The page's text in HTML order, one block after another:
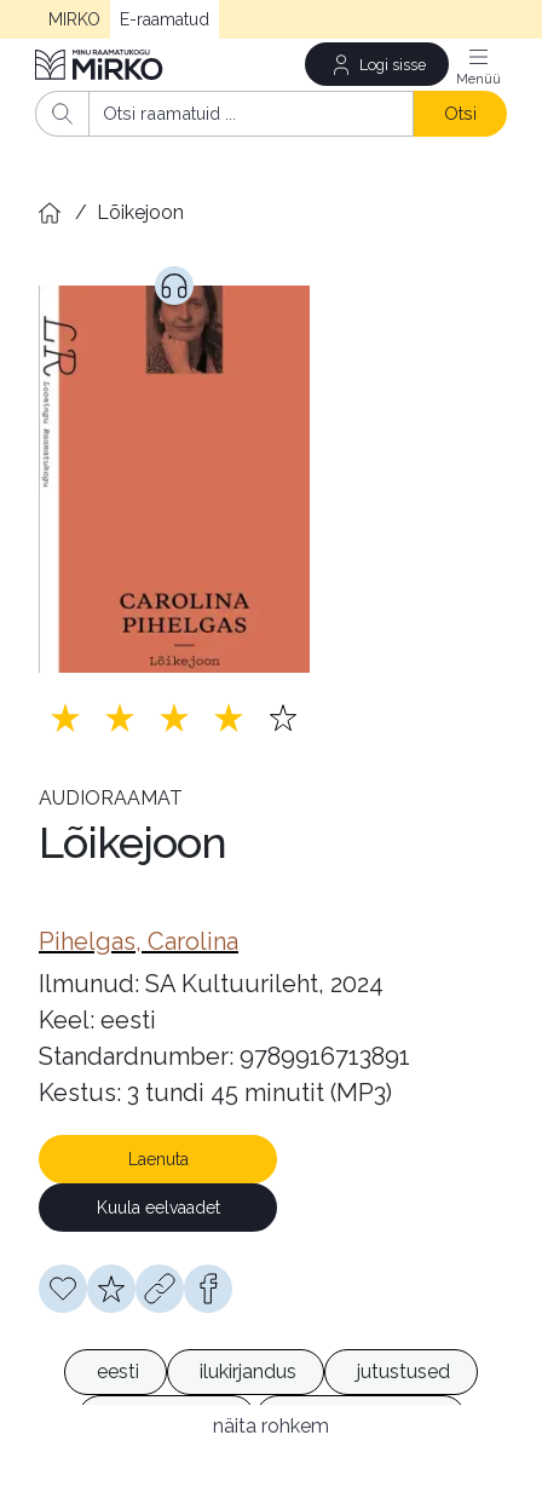
MIRKO E-raamatud
Logi sisse
Otsi
/ Lõikejoon
AUDIORAAMAT
Lõikejoon
Pihelgas, Carolina
Ilmunud: SA Kultuurileht, 2024
Keel: eesti
Standardnumber: 9789916713891
Kestus: 3 tundi 45 minutit (MP3)
Laenuta
Kuula eelvaadet
eesti ilukirjandus
jutustused
heliraamatud
võrguväljaanded
näita rohkem